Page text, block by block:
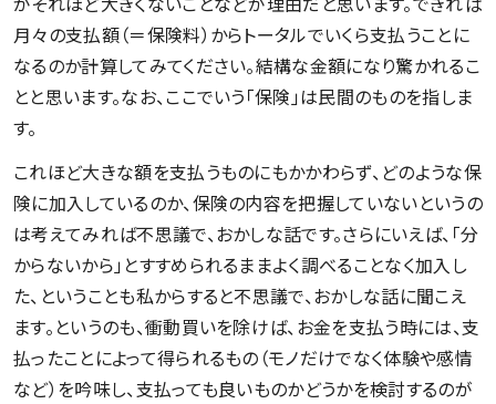
月々の支払額（＝保険料）からトータルでいくら支払うことに
なるのか計算してみてください。結構な金額になり驚かれるこ
とと思います。なお、ここでいう「保険」は民間のものを指しま
す。
これほど大きな額を支払うものにもかかわらず、どのような保
険に加入しているのか、保険の内容を把握していないというの
は考えてみれば不思議で、おかしな話です。さらにいえば、「分
からないから」とすすめられるままよく調べることなく加入し
た、ということも私からすると不思議で、おかしな話に聞こえ
ます。というのも、衝動買いを除けば、お金を支払う時には、支
払ったことによって得られるもの（モノだけでなく体験や感情
など）を吟味し、支払っても良いものかどうかを検討するのが